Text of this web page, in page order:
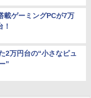
載ゲーミングPCが7万
2万円台の“小さなピュ
”